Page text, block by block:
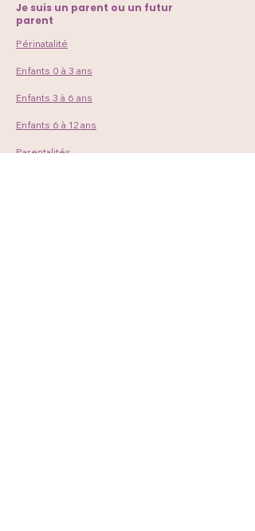
Je suis un parent ou un futur
parent
Périnatalité
Enfants 0 à 3 ans
Enfants 3 à 6 ans
Enfants 6 à 12 ans
Parentalités